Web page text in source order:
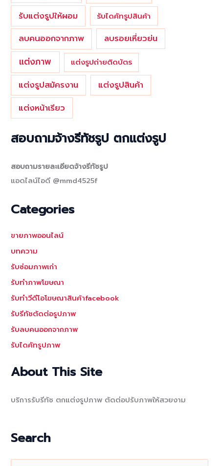
รับแต่งรูปให้ผอม รับไดคัทรูปสินค้า
ลบคนออกจากภาพ ลบรอยเหี่ยวย่น
แต่งภาพ แต่งรูปถ่ายติดบัตร
แต่งรูปสมัครงาน
แต่งรูปสินค้า
แต่งหน้าเรียว
สอบถามจ้างรีทัชรูป ตกแต่งรูป
สอบถามรายละเอียดจ้างรีทัชรูป
แอดไลน์ไอดี @mmd4525f
Categories
ขายภาพออนไลน์
บทความ
รับซ่อมภาพเก่า
รับทำภาพโฆษณา
รับทำวีดีโอโฆษณาสินค้าfacebook
รับรีทัชตัดต่อรูปภาพ
รับลบคนออกจากภาพ
รับไดคัทรูปภาพ
About This Site
บริการรับรีทัช ตกแต่งรูปภาพ ตัดต่อปรับภาพให้สวยงาม
Search